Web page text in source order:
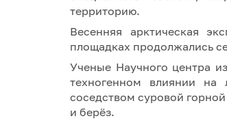
территорию.
Весенняя арктическая
площадках продолжались
Ученые Научного центра
техногенном влиянии на
соседством суровой
и берёз.